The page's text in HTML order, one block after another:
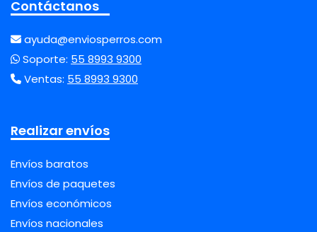
Contáctanos
ayuda@enviosperros.com
Soporte: 55 8993 9300
Ventas: 55 8993 9300
Realizar envíos
Envíos baratos
Envíos de paquetes
Envíos económicos
Envíos nacionales